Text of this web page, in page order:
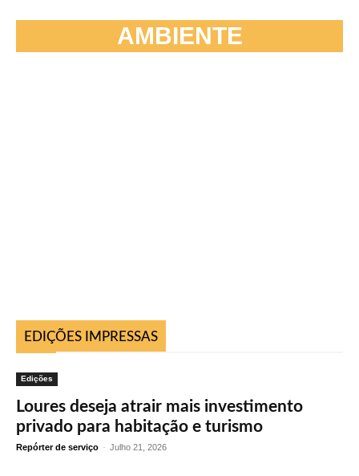
AMBIENTE
EDIÇÕES IMPRESSAS
Edições
Loures deseja atrair mais investimento
privado para habitação e turismo
Repórter de serviço - Julho 21, 2026